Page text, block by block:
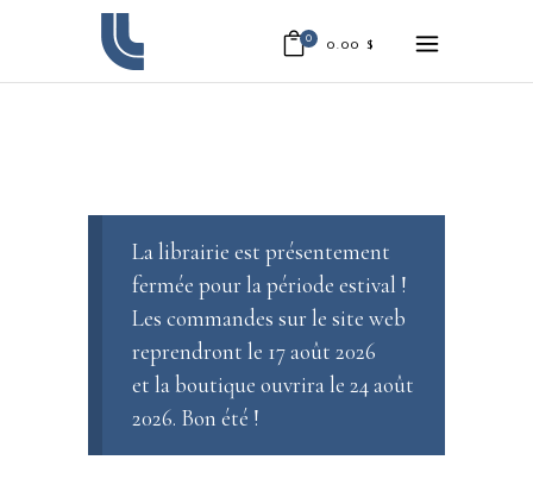
0 0.00 $
La librairie est présentement
fermée pour la période estival !
Les commandes sur le site web
reprendront le 17 août 2026
et la boutique ouvrira le 24 août
2026. Bon été !